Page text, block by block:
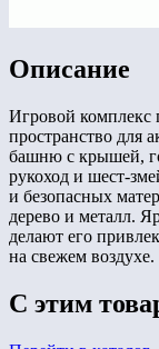
Описание
Игровой комплекс
пространство для
башню с крышей,
рукоход и шест-
и безопасных
дерево и металл.
делают его
на свежем воздухе.
С этим